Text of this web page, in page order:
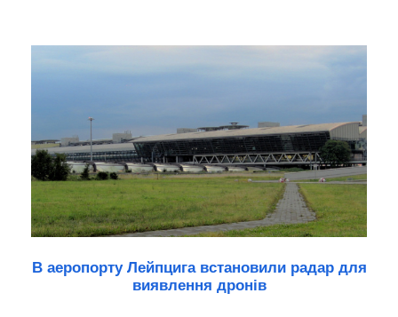
В аеропорту Лейпцига встановили радар для
виявлення дронів